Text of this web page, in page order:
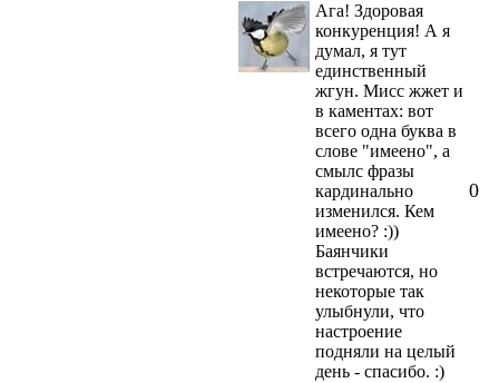
Ага! Здоровая
конкуренция! А я
думал, я тут
единственный
жгун. Мисс жжет и
в каментах: вот
всего одна буква в
слове "имеено", а
смылс фразы
кардинально
изменился. Кем
имеено? :))
Баянчики
встречаются, но
некоторые так
улыбнули, что
настроение
подняли на целый
день - спасибо. :)
0